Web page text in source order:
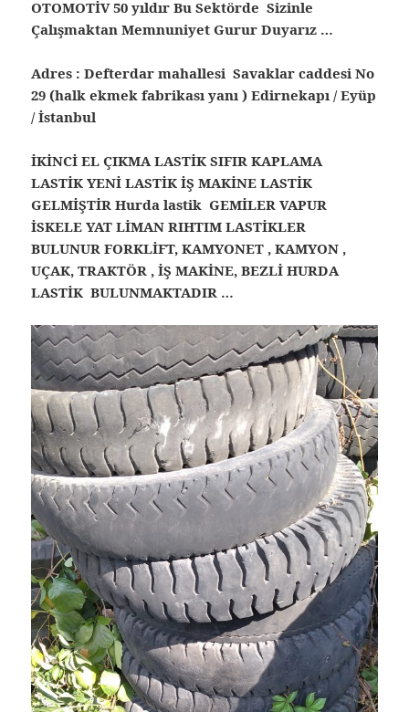
OTOMOTİV 50 yıldır Bu Sektörde Sizinle
Çalışmaktan Memnuniyet Gurur Duyarız …
Adres : Defterdar mahallesi Savaklar caddesi No
29 (halk ekmek fabrikası yanı ) Edirnekapı / Eyüp
/ İstanbul
İKİNCİ EL ÇIKMA LASTİK SIFIR KAPLAMA
LASTİK YENİ LASTİK İŞ MAKİNE LASTİK
GELMİŞTİRHurda lastik GEMİLER VAPUR
İSKELE YAT LİMAN RIHTIM LASTİKLER
BULUNUR FORKLİFT, KAMYONET , KAMYON ,
UÇAK, TRAKTÖR , İŞ MAKİNE, BEZLİ HURDA
LASTİK BULUNMAKTADIR …